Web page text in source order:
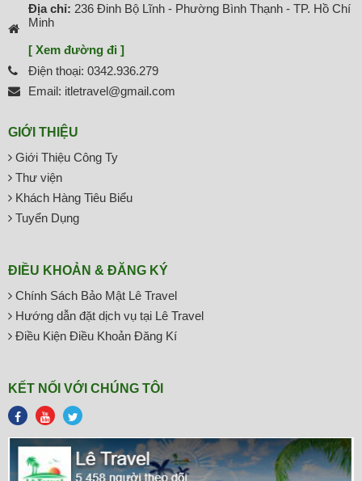
Địa chỉ: 236 Đinh Bộ Lĩnh - Phường Bình Thạnh - TP. Hồ Chí
Minh
[ Xem đường đi ]
Điện thoại: 0342.936.279
Email: itletravel@gmail.com
GIỚI THIỆU
Giới Thiệu Công Ty
Thư viện
Khách Hàng Tiêu Biểu
Tuyển Dụng
ĐIỀU KHOẢN & ĐĂNG KÝ
Chính Sách Bảo Mật Lê Travel
Hướng dẫn đặt dịch vụ tại Lê Travel
Điều Kiện Điều Khoản Đăng Kí
KẾT NỐI VỚI CHÚNG TÔI